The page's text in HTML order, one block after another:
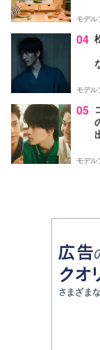
モデル
04
モデル
05
モデル